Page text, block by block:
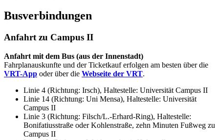
Busverbindungen
Anfahrt zu Campus II
Anfahrt mit dem Bus (aus der Innenstadt)
Fahrplanauskunfte und der Ticketkauf erfolgen am besten über die
VRT-App oder über die Webseite der VRT.
Linie 4 (Richtung: Irsch), Haltestelle: Universität Campus II
Linie 14 (Richtung: Uni Mensa), Haltestelle: Universität
Campus II
Linie 3 (Richtung: Filsch/L.-Erhard-Ring), Haltestelle:
Bonifatiusstraße oder Kohlenstraße, zehn Minuten Fußweg zu
Campus II